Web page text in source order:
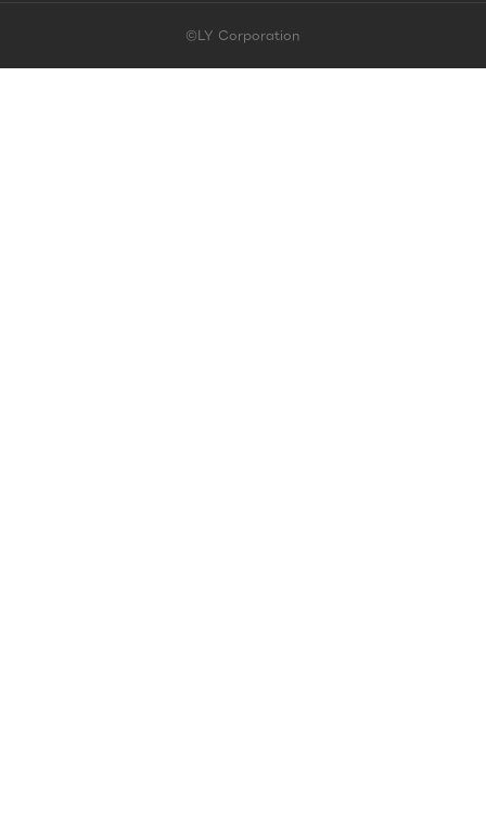
©LY Corporation
このコンテンツは掲載が終了しました | LINE占い